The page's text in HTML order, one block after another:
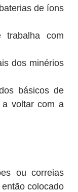
de íons
trabalha com
dos minérios
básicos de
a voltar com a
ou correias
colocado